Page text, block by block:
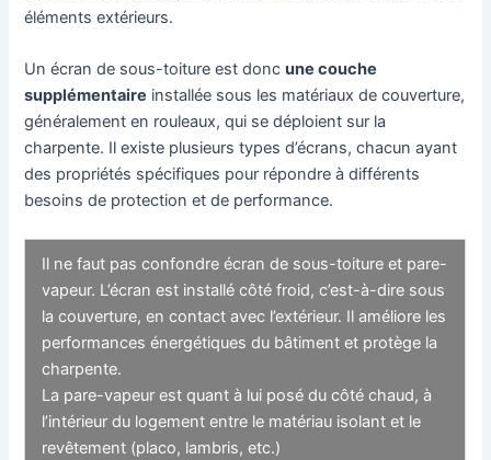
éléments extérieurs.
Un écran de sous-toiture est doncune couche
supplémentaire installée sous les matériaux de couverture,
généralement en rouleaux, qui se déploient sur la
charpente. Il existe plusieurs types d’écrans, chacun ayant
des propriétés spécifiques pour répondre à différents
besoins de protection et de performance.
Il ne faut pas confondre écran de sous-toiture et pare-
vapeur. L’écran est installé côté froid, c’est-à-dire sous
la couverture, en contact avec l’extérieur. Il améliore les
performances énergétiques du bâtiment et protège la
charpente.
La pare-vapeur est quant à lui posé du côté chaud, à
l’intérieur du logement entre le matériau isolant et le
revêtement (placo, lambris, etc.)